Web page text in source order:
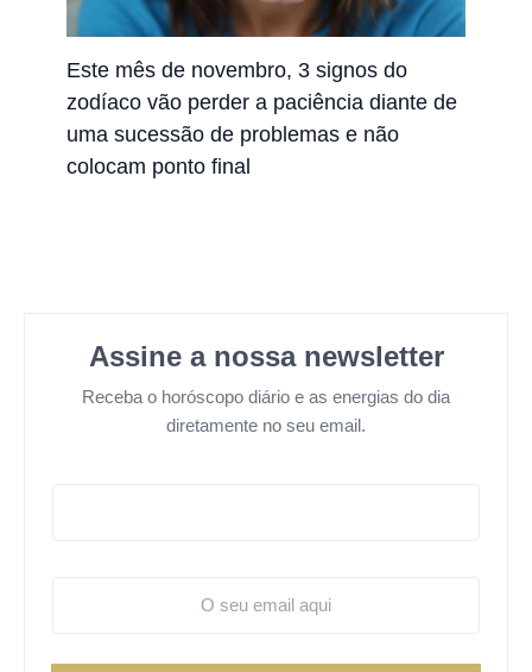
Este mês de novembro, 3 signos do
zodíaco vão perder a paciência diante de
uma sucessão de problemas e não
colocam ponto final
Assine a nossa newsletter
Receba o horóscopo diário e as energias do dia
diretamente no seu email.